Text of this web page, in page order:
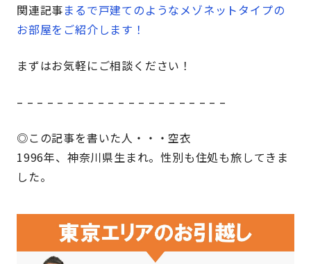
関連記事まるで戸建てのようなメゾネットタイプの
お部屋をご紹介します！
まずはお気軽にご相談ください！
– – – – – – – – – – – – – – – – – – – – –
◎この記事を書いた人・・・空衣
1996年、神奈川県生まれ。性別も住処も旅してきま
した。